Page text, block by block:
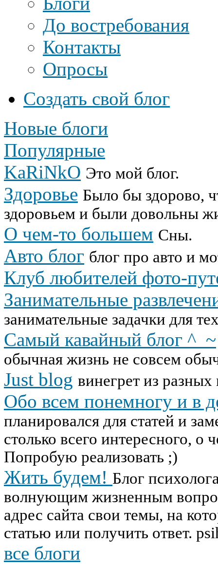
До востребования
Контакты
Опросы
Создать свой блог
Новые блоги
Популярные
KaRiNkO Это мой блог.
Здоровье Было бы здорово,
здоровьем и были довольны
О чем-то большем Сны.
Авто блог блог про авто и
Клуб любителей фото-
Занимательные
занимательные задачки для
Самый кавайный блог ^_~
обычная жизнь не совсем
Just blog винегрет из
Обо всем понемногу и в
планировался для статей и
столько всего интересного, о
Попробую реализовать ;)
Жить будем! Блог
волнующим жизненным
адрес сайта свои темы, на
статью или получить ответ.
все блоги